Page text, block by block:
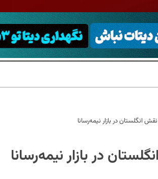
انگلستان در بازار نیمه‌رسانا
در بازار نیمه‌رسانا